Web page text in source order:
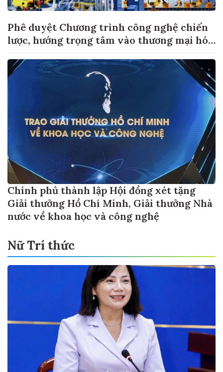
Phê duyệt Chương trình công nghệ chiến
lược, hướng trọng tâm vào thương mại hóa
Chính phủ thành lập Hội đồng xét tặng
Giải thưởng Hồ Chí Minh, Giải thưởng Nhà
nước về khoa học và công nghệ
Nữ Trí thức